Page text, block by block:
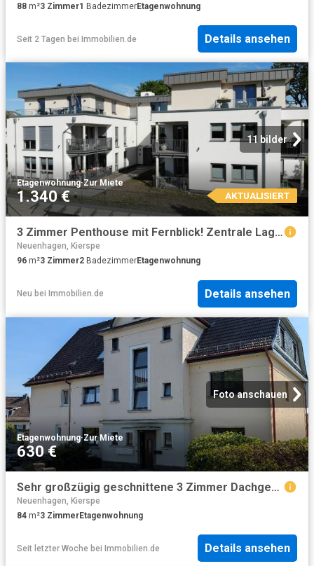
88 m²3 Zimmer1 BadezimmerEtagenwohnung
Seit 2 Tagen bei Immobilien.de Details ansehen
11 bilder
Etagenwohnung·Zur Miete
1.340 € AKTUALISIERT
3 Zimmer Penthouse mit Fernblick! Zentrale Lage Drabenderhöhe, Wiehl, nahe A4, schnell in Köln
Neuenhagen, Kierspe
96 m²3 Zimmer2 BadezimmerEtagenwohnung
Neu bei Immobilien.de Details ansehen
Foto anschauen
Etagenwohnung·Zur Miete
630 €
Sehr großzügig geschnittene 3 Zimmer Dachgeschosswohnung in zentraler Lage in Gummersbach zu vermieten
Neuenhagen, Kierspe
84 m²3 ZimmerEtagenwohnung
Seit letzter Woche bei Immobilien.de Details ansehen